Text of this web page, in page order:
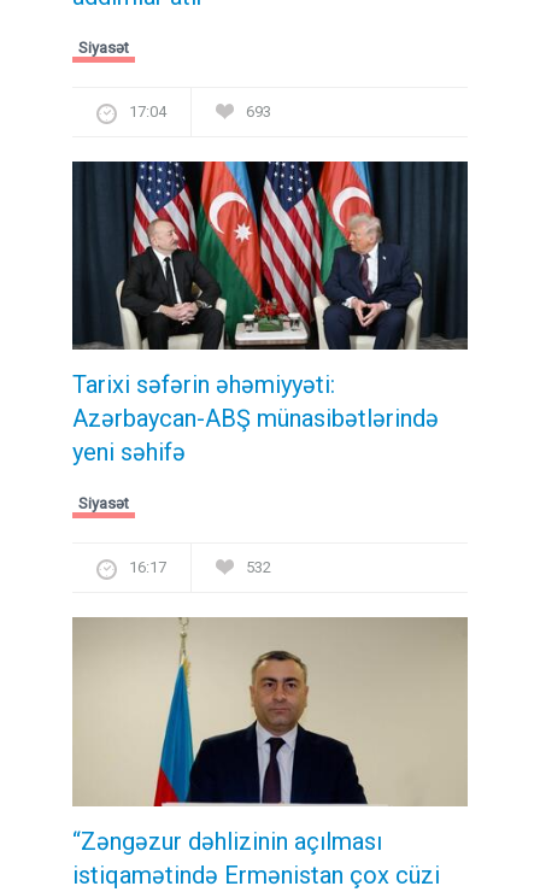
Siyasət
17:04 693
Tarixi səfərin əhəmiyyəti:
Azərbaycan-ABŞ münasibətlərində
yeni səhifə
Siyasət
16:17 532
“Zəngəzur dəhlizinin açılması
istiqamətində Ermənistan çox cüzi